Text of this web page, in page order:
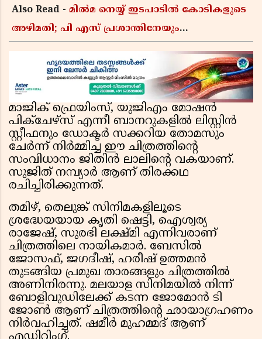
Also Read - മിൽമ നെയ്യ് ഇടപാടിൽ കോടികളുടെ
അഴിമതി; പി എസ് പ്രശാന്തിനേയും
അന്വേഷണത്തിന് അഞ്ചംഗ വിജിലൻസ് സംഘം
മാജിക് ഫ്രെയിംസ്, യുജിഎം മോഷൻ
പിക്ചേഴ്സ് എന്നീ ബാനറുകളിൽ ലിസ്റ്റിൻ
സ്റ്റീഫനും ഡോക്ടർ സക്കറിയ തോമസും
ചേർന്ന് നിർമ്മിച്ച ഈ ചിത്രത്തിന്റെ
സംവിധാനം ജിതിൻ ലാലിന്റെ വകയാണ്.
സുജിത് നമ്പ്യാർ ആണ് തിരക്കഥ
രചിച്ചിരിക്കുന്നത്.
തമിഴ്, തെലുങ്ക് സിനിമകളിലൂടെ
ശ്രദ്ധേയയായ കൃതി ഷെട്ടി, ഐശ്വര്യ
രാജേഷ്, സുരഭി ലക്ഷ്മി എന്നിവരാണ്
ചിത്രത്തിലെ നായികമാർ. ബേസിൽ
ജോസഫ്, ജഗദീഷ്, ഹരീഷ് ഉത്തമൻ
തുടങ്ങിയ പ്രമുഖ താരങ്ങളും ചിത്രത്തിൽ
അണിനിരന്നു. മലയാള സിനിമയിൽ നിന്ന്
ബോളിവുഡിലേക്ക് കടന്ന ജോമോൻ ടി
ജോൺ ആണ് ചിത്രത്തിന്റെ ഛായാഗ്രഹണം
നിർവഹിച്ചത്. ഷമീർ മുഹമ്മദ് ആണ്